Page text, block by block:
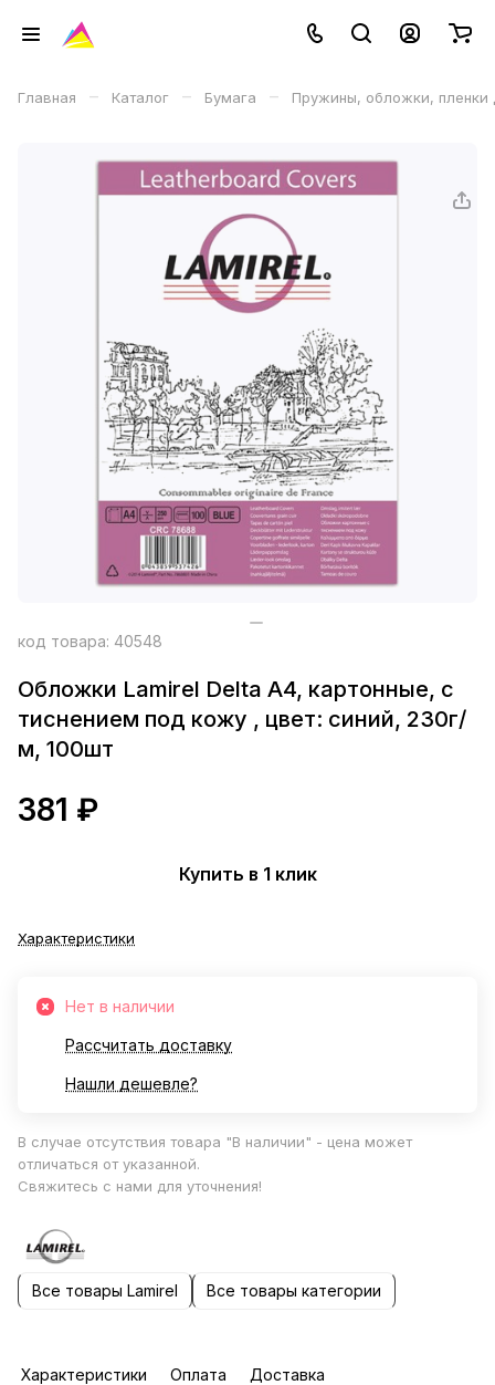
Главная – Каталог – Бумага – Пружины, обложки, пленки
код товара: 40548
Обложки Lamirel Delta A4, картонные, с
тиснением под кожу , цвет: синий, 230г/
м, 100шт
381 ₽
Купить в 1 клик
Характеристики
Нет в наличии
Рассчитать доставку
Нашли дешевле?
В случае отсутствия товара "В наличии" - цена может
отличаться от указанной.
Свяжитесь с нами для уточнения!
Все товары Lamirel Все товары категории
Характеристики Оплата Доставка